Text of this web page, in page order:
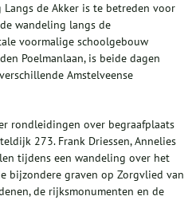
de Akker is te betreden voor
wandeling langs de
voormalige schoolgebouw
Poelmanlaan, is beide dagen
Amstelveense
rondleidingen over begraafplaats
273. Frank Driessen, Annelies
tijdens een wandeling over het
bijzondere graven op Zorgvlied van
de rijksmonumenten en de